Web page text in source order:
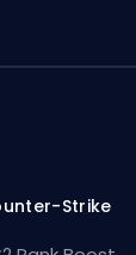
Strike